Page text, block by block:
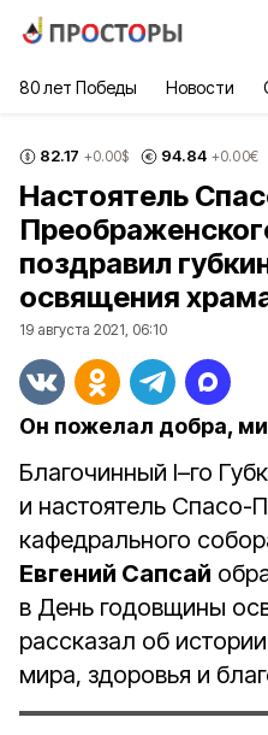
80 лет Победы Новости
82.17 +0.00$ 94.84 +0.00€
Настоятель
поздравил
освящения
19 августа 2021, 06:10
Он пожелал добра,
Благочинный I–го
и настоятель Спасо-
кафедрального
Евгений Сапсай
в День годовщины
рассказал об
мира, здоровья и